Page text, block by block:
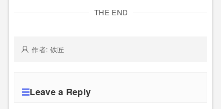
THE END
作者: 铁匠
Leave a Reply